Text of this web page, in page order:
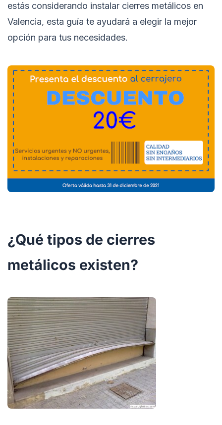
estás considerando instalar cierres metálicos en
Valencia, esta guía te ayudará a elegir la mejor
opción para tus necesidades.
¿Qué tipos de cierres
metálicos existen?